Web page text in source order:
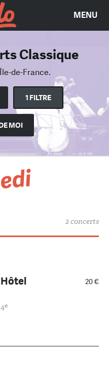
MENU
Classique
de-France.
concert
en Île-de-France.
1 FILTRE
MOI
2 concerts
20 €
e